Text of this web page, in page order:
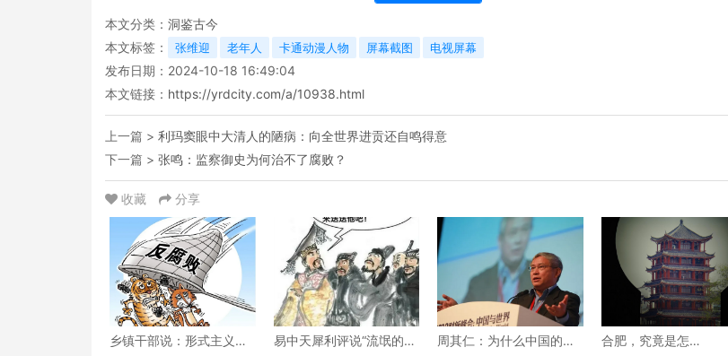
本文分类： 洞鉴古今
本文标签：
张维迎 老年人 卡通动漫人物 屏幕截图 电视屏幕
发布日期：2024-10-18 16:49:04
本文链接： https://yrdcity.com/a/10938.html
上一篇 > 利玛窦眼中大清人的陋病：向全世界进贡还自鸣得意
下一篇 > 张鸣：监察御史为何治不了腐败？
收藏 分享
乡镇干部说：形式主义泛
易中天犀利评说“流氓的变
周其仁：为什么中国的体
合肥，究竟是怎